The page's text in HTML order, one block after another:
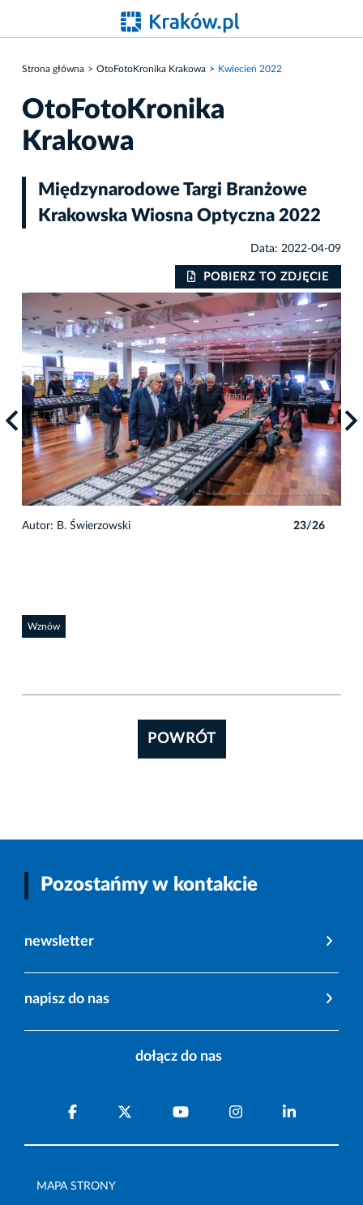
Strona główna OtoFotoKronika Krakowa Kwiecień 2022
OtoFotoKronika
Krakowa
Międzynarodowe Targi Branżowe
Krakowska Wiosna Optyczna 2022
Data: 2022-04-09
POBIERZ TO ZDJĘCIE
Autor: B. Świerzowski 23/26
Wznów
POWRÓT
Pozostańmy w kontakcie
newsletter
napisz do nas
dołącz do nas
MAPA STRONY